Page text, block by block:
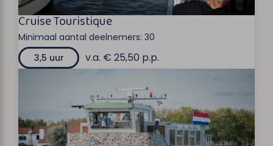
Cruise Touristique
Minimaal aantal deelnemers: 30
3,5 uur
v.a. € 25,50 p.p.